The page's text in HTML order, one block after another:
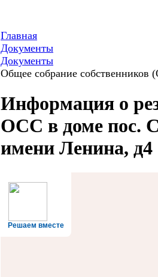
Главная
Документы
Документы
Общее собрание собственников
Информация о
ОСС в доме пос.
имени Ленина, д4
Решаем вместе